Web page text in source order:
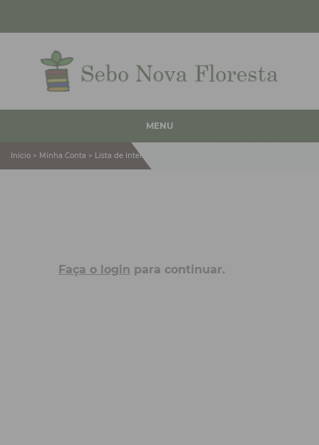
MENU
Inicio > Minha Conta > Lista de Interesse
Faça o login para continuar.